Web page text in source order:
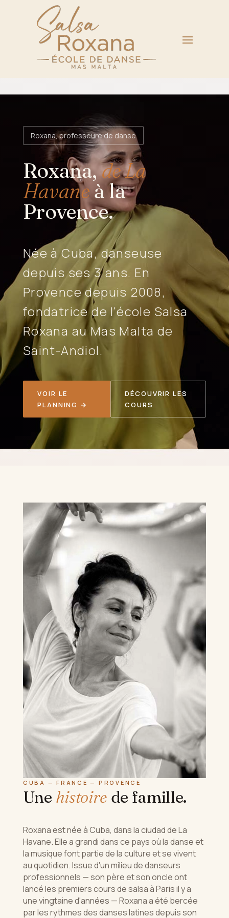
Roxana, professeure de danse
Roxana,de La
Havaneà la
Provence.
Née à Cuba, danseuse
depuis ses 3 ans. En
Provence depuis 2008,
fondatrice de l'école Salsa
Roxana au Mas Malta de
Saint-Andiol.
VOIR LE
PLANNING →
DÉCOUVRIR LES
COURS
CUBA — FRANCE — PROVENCE
Une histoire de famille.
Roxana est née à Cuba, dans la ciudad de La
Havane. Elle a grandi dans ce pays où la danse et
la musique font partie de la culture et se vivent
au quotidien. Issue d'un milieu de danseurs
professionnels — son père et son oncle ont
lancé les premiers cours de salsa à Paris il y a
une vingtaine d'années — Roxana a été bercée
par les rythmes des danses latines depuis son